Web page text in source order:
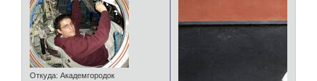
Откуда: Академгородок